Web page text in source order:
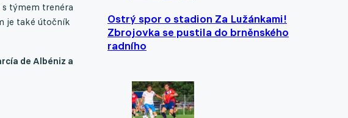
Ostrý spor o stadion Za Lužánkami!
Zbrojovka se pustila do brněnského
radního
týmem trenéra
je také útočník
de Albéniz a